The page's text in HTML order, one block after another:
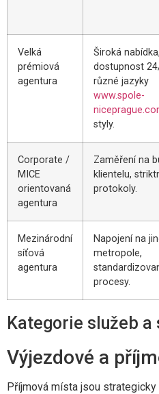
Velká
prémiová
agentura
Široká nabídka,
dostupnost
různé jazyky
www.spole-
styly.
Corporate /
MICE
orientovaná
agentura
Zaměření na
klientelu,
protokoly.
Mezinárodní
síťová
agentura
Napojení na
metropole,
procesy.
Kategorie služeb
Výjezdové a
Příjmová místa jsou